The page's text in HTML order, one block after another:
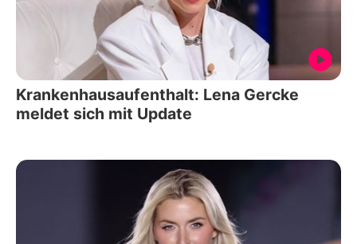
Krankenhausaufenthalt: Lena Gercke
meldet sich mit Update